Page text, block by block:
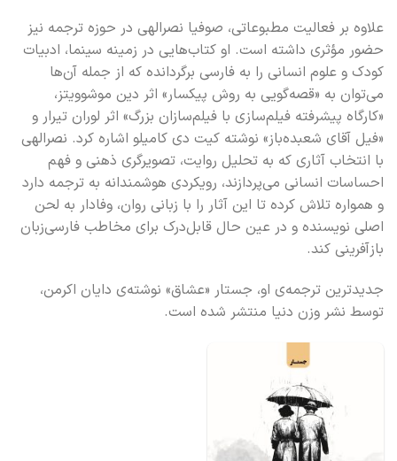
علاوه بر فعالیت مطبوعاتی، صوفیا نصرالهی در حوزه ترجمه نیز
حضور مؤثری داشته است. او کتاب‌هایی در زمینه سینما، ادبیات
کودک و علوم انسانی را به فارسی برگردانده که از جمله آن‌ها
می‌توان به «قصه‌گویی به روش پیکسار» اثر دین موشوویتز،
«کارگاه پیشرفته فیلم‌سازی با فیلم‌سازان بزرگ» اثر لوران تیرار و
«فیل آقای شعبده‌باز» نوشته کیت دی کامیلو اشاره کرد. نصرالهی
با انتخاب آثاری که به تحلیل روایت، تصویرگری ذهنی و فهم
احساسات انسانی می‌پردازند، رویکردی هوشمندانه به ترجمه دارد
و همواره تلاش کرده تا این آثار را با زبانی روان، وفادار به لحن
اصلی نویسنده و در عین حال قابل‌درک برای مخاطب فارسی‌زبان
بازآفرینی کند.
جدیدترین ترجمه‌ی او، جستار «عشاق» نوشته‌ی دایان اکرمن،
توسط نشر وزن دنیا منتشر شده است.